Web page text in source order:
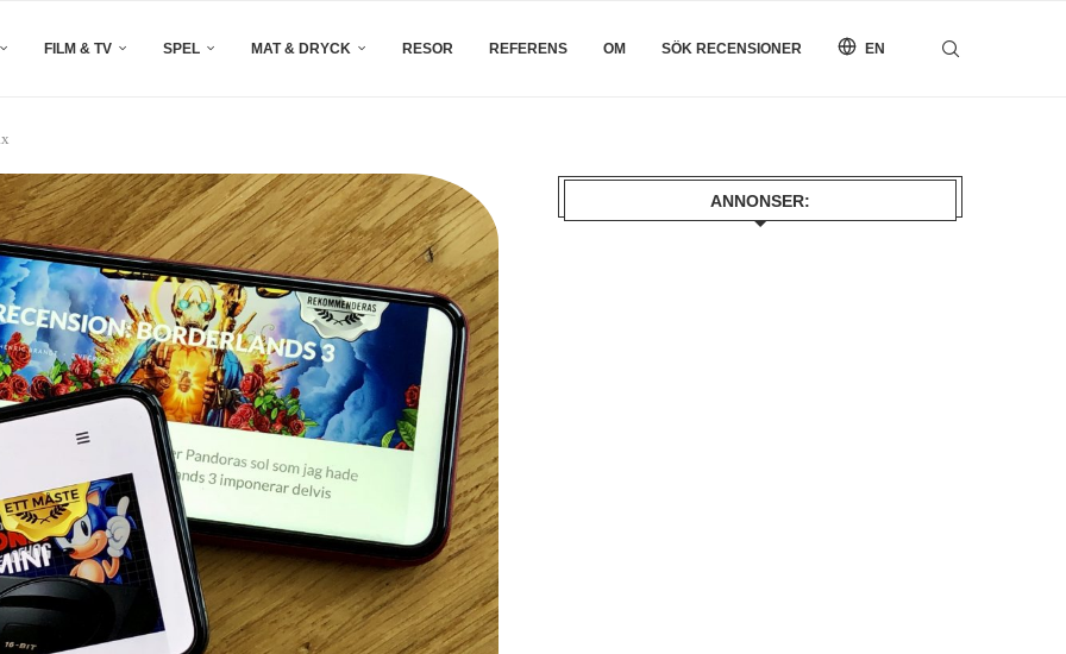
FILM & TV SPEL MAT & DRYCK RESOR REFERENS OM SÖK RECENSIONER EN
ANNONSER: